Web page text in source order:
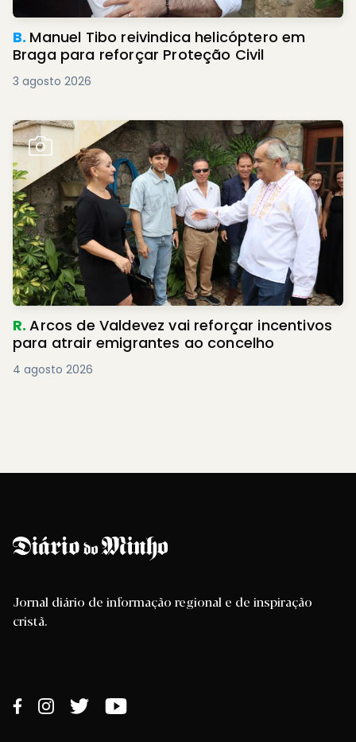
B. Manuel Tibo reivindica helicóptero em
Braga para reforçar Proteção Civil
3 agosto 2026
R.Arcos de Valdevez vai reforçar incentivos
para atrair emigrantes ao concelho
4 agosto 2026
Jornal diário de informação regional e de inspiração
cristã.